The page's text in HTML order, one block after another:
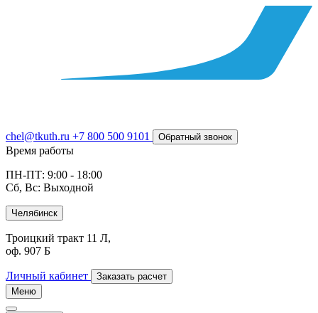
chel@tkuth.ru +7 800 500 9101 Обратный звонок
Время работы
ПН-ПТ: 9:00 - 18:00
Сб, Вс: Выходной
Челябинск
Троицкий тракт 11 Л,
оф. 907 Б
Личный кабинет
Заказать расчет
Меню